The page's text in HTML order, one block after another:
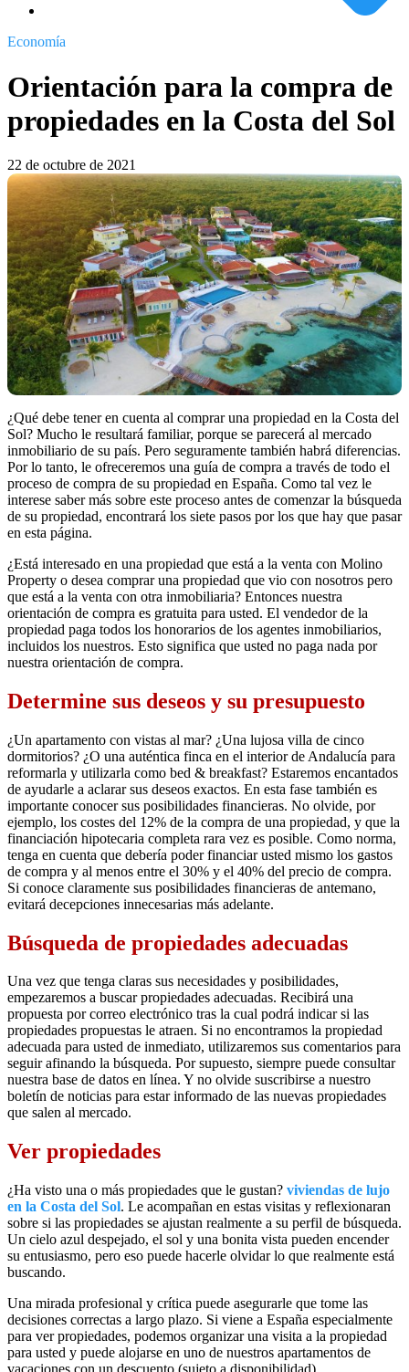
Economía
Orientación para la compra de
propiedades en la Costa del Sol
22 de octubre de 2021
¿Qué debe tener en cuenta al comprar una propiedad en la Costa del
Sol? Mucho le resultará familiar, porque se parecerá al mercado
inmobiliario de su país. Pero seguramente también habrá diferencias.
Por lo tanto, le ofreceremos una guía de compra a través de todo el
proceso de compra de su propiedad en España. Como tal vez le
interese saber más sobre este proceso antes de comenzar la búsqueda
de su propiedad, encontrará los siete pasos por los que hay que pasar
en esta página.
¿Está interesado en una propiedad que está a la venta con Molino
Property o desea comprar una propiedad que vio con nosotros pero
que está a la venta con otra inmobiliaria? Entonces nuestra
orientación de compra es gratuita para usted. El vendedor de la
propiedad paga todos los honorarios de los agentes inmobiliarios,
incluidos los nuestros. Esto significa que usted no paga nada por
nuestra orientación de compra.
Determine sus deseos y su presupuesto
¿Un apartamento con vistas al mar? ¿Una lujosa villa de cinco
dormitorios? ¿O una auténtica finca en el interior de Andalucía para
reformarla y utilizarla como bed & breakfast? Estaremos encantados
de ayudarle a aclarar sus deseos exactos. En esta fase también es
importante conocer sus posibilidades financieras. No olvide, por
ejemplo, los costes del 12% de la compra de una propiedad, y que la
financiación hipotecaria completa rara vez es posible. Como norma,
tenga en cuenta que debería poder financiar usted mismo los gastos
de compra y al menos entre el 30% y el 40% del precio de compra.
Si conoce claramente sus posibilidades financieras de antemano,
evitará decepciones innecesarias más adelante.
Búsqueda de propiedades adecuadas
Una vez que tenga claras sus necesidades y posibilidades,
empezaremos a buscar propiedades adecuadas. Recibirá una
propuesta por correo electrónico tras la cual podrá indicar si las
propiedades propuestas le atraen. Si no encontramos la propiedad
adecuada para usted de inmediato, utilizaremos sus comentarios para
seguir afinando la búsqueda. Por supuesto, siempre puede consultar
nuestra base de datos en línea. Y no olvide suscribirse a nuestro
boletín de noticias para estar informado de las nuevas propiedades
que salen al mercado.
Ver propiedades
¿Ha visto una o más propiedades que le gustan? viviendas de lujo
en la Costa del Sol. Le acompañan en estas visitas y reflexionaran
sobre si las propiedades se ajustan realmente a su perfil de búsqueda.
Un cielo azul despejado, el sol y una bonita vista pueden encender
su entusiasmo, pero eso puede hacerle olvidar lo que realmente está
buscando.
Una mirada profesional y crítica puede asegurarle que tome las
decisiones correctas a largo plazo. Si viene a España especialmente
para ver propiedades, podemos organizar una visita a la propiedad
para usted y puede alojarse en uno de nuestros apartamentos de